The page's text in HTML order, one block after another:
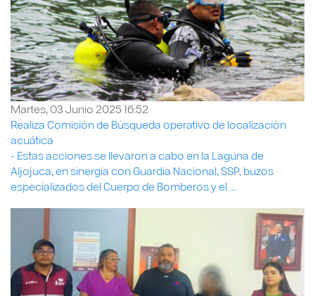
Martes, 03 Junio 2025 16:52
Realiza Comisión de Búsqueda operativo de localización
acuática
- Estas acciones se llevaron a cabo en la Laguna de
Aljojuca, en sinergia con Guardia Nacional, SSP, buzos
especializados del Cuerpo de Bomberos y el ...